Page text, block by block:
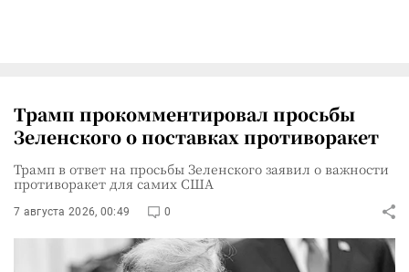
Трамп прокомментировал просьбы
Зеленского о поставках противоракет
Трамп в ответ на просьбы Зеленского заявил о важности
противоракет для самих США
7 августа 2026, 00:49 0